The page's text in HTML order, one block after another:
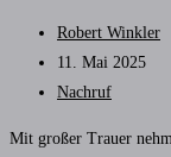
Beitrags-
Autor:
Robert Winkler
Beitrag
veröffentlicht:
11. Mai 2025
Beitrags-
Nachruf
Mit großer Trauer